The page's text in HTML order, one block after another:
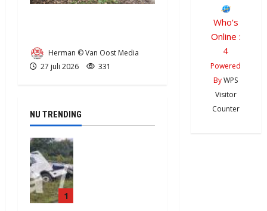
Herman © Van Oost Media
27 juli 2026
331
NU TRENDING
1
Who's
Online :
4
Powered
ByWPS
Visitor
Counter